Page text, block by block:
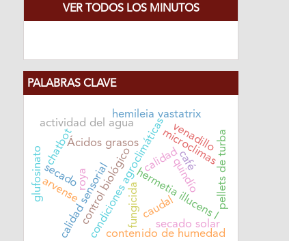
VER TODOS LOS MINUTOS
PALABRAS CLAVE
Ácidos grasos
condiciones agroclimáticas
calidad sensorial quindío
hermetia illucens l
roya
hemileia vastatrix
fungicida
chatbot microclimas
contenido de humedad
actividad del agua
café
arvense
venadillo
glufosinato control biológico calidad
caudal pellets de turba
secado solar
secado